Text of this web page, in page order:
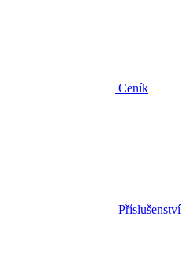
Ceník
Příslušenství